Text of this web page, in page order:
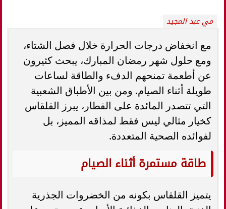
مي عبد المجيد
مع انخفاض درجات الحرارة خلال فصل الشتاء،
ومع حلول شهر رمضان المبارك، يبحث كثيرون
عن أطعمة تمنحهم الدفء والطاقة لساعات
طويلة أثناء الصيام. ومن بين الأطباق الشعبية
التي تتصدر المائدة على الفطار، يبرز القلقاس
كخيار مثالي ليس فقط لمذاقه المميز، بل
لفوائده الصحية المتعددة.
طاقة مستمرة أثناء الصيام
يتميز القلقاس بكونه من الخضروات الجذرية